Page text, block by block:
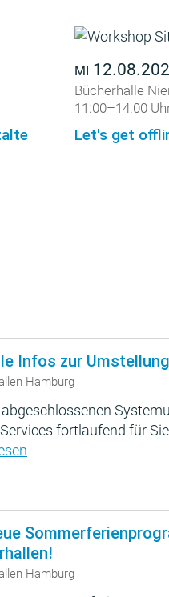
MI
Bücherhalle
11:00–14:00
Let's get
Infos zur Umstellung
Hamburg
fortlaufend für
Hamburg